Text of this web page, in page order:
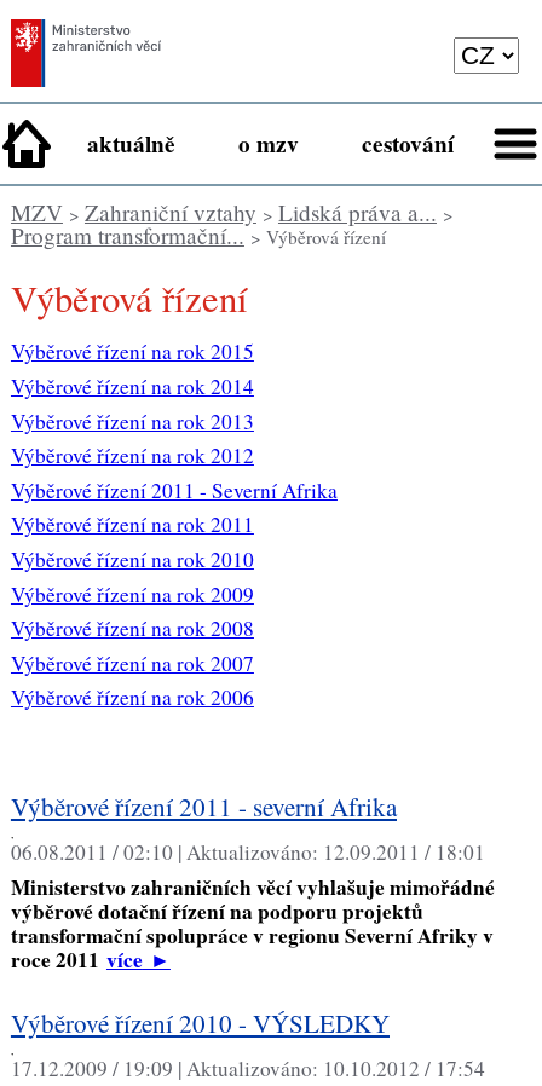
aktuálně o mzv cestování
MZV> Zahraniční vztahy > Lidská práva a... >
Program transformační... > Výběrová řízení
Výběrová řízení
Výběrové řízení na rok 2015
Výběrové řízení na rok 2014
Výběrové řízení na rok 2013
Výběrové řízení na rok 2012
Výběrové řízení 2011 - Severní Afrika
Výběrové řízení na rok 2011
Výběrové řízení na rok 2010
Výběrové řízení na rok 2009
Výběrové řízení na rok 2008
Výběrové řízení na rok 2007
Výběrové řízení na rok 2006
Výběrové řízení 2011 - severní Afrika
,
06.08.2011 / 02:10 |Aktualizováno: 12.09.2011 / 18:01
Ministerstvo zahraničních věcí vyhlašuje mimořádné
výběrové dotační řízení na podporu projektů
transformační spolupráce v regionu Severní Afriky v
roce 2011 více►
Výběrové řízení 2010 - VÝSLEDKY
,
17.12.2009 / 19:09 |Aktualizováno: 10.10.2012 / 17:54